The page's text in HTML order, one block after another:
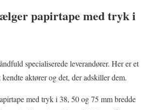
papirtape med tryk i
specialiserede leverandører. Her er et
aktører og det, der adskiller dem.
med tryk i 38, 50 og 75 mm bredde